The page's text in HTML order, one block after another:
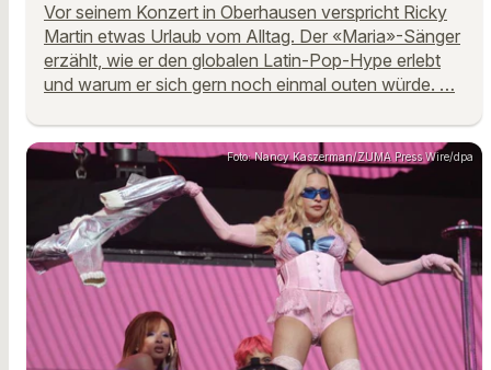
Vor seinem Konzert in Oberhausen verspricht Ricky
Martin etwas Urlaub vom Alltag. Der «Maria»-Sänger
erzählt, wie er den globalen Latin-Pop-Hype erlebt
und warum er sich gern noch einmal outen würde. …
Foto: Nancy Kaszerman/ZUMA Press Wire/dpa